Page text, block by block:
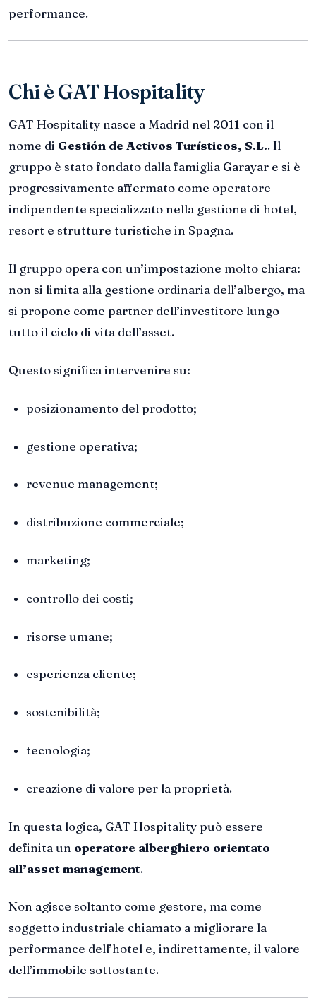
performance.
Chi è GAT Hospitality
GAT Hospitality nasce a Madrid nel 2011 con il
nome di Gestión de Activos Turísticos, S.L.. Il
gruppo è stato fondato dalla famiglia Garayar e si è
progressivamente affermato come operatore
indipendente specializzato nella gestione di hotel,
resort e strutture turistiche in Spagna.
Il gruppo opera con un’impostazione molto chiara:
non si limita alla gestione ordinaria dell’albergo, ma
si propone come partner dell’investitore lungo
tutto il ciclo di vita dell’asset.
Questo significa intervenire su:
posizionamento del prodotto;
gestione operativa;
revenue management;
distribuzione commerciale;
marketing;
controllo dei costi;
risorse umane;
esperienza cliente;
sostenibilità;
tecnologia;
creazione di valore per la proprietà.
In questa logica, GAT Hospitality può essere
definita un operatore alberghiero orientato
all’asset management.
Non agisce soltanto come gestore, ma come
soggetto industriale chiamato a migliorare la
performance dell’hotel e, indirettamente, il valore
dell’immobile sottostante.